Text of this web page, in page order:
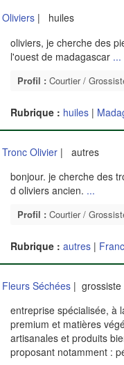
Oliviers| huiles
oliviers, je cherche des
l'ouest de madagascar ...
Profil :Courtier /
Rubrique : huiles |
Tronc Olivier| autres
bonjour. je cherche des
d oliviers ancien. ...
Profil :Courtier /
Rubrique : autres |
Fleurs Séchées| grossiste
entreprise spécialisée, à
premium et matières
artisanales et produits
proposant notamment :